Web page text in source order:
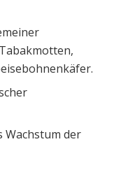
Wachstum der